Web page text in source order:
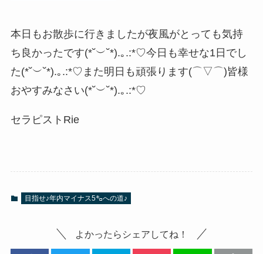
本日もお散歩に行きましたが夜風がとっても気持
ち良かったです(*˘︶˘*).｡.:*♡今日も幸せな1日でし
た(*˘︶˘*).｡.:*♡また明日も頑張ります(⌒▽⌒)皆様
おやすみなさい(*˘︶˘*).｡.:*♡
セラピストRie
目指せ♪年内マイナス5㌔への道♪
よかったらシェアしてね！